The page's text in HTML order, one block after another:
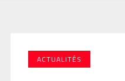
ACTUALITÉS